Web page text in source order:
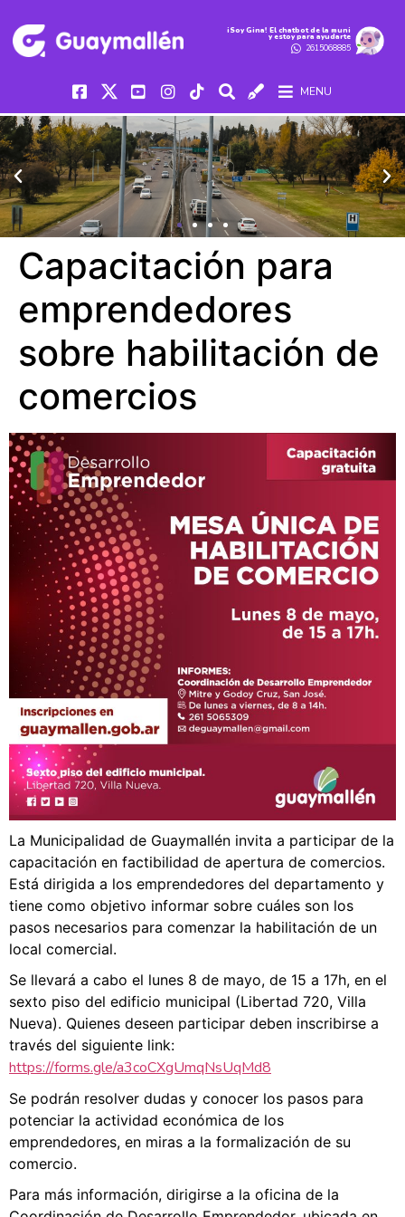
iSoy Gina! El chatbot de la muni
y estoy para ayudarte
2615068885
MENU
Capacitación para
emprendedores
sobre habilitación de
comercios
La Municipalidad de Guaymallén invita a participar de la
capacitación en factibilidad de apertura de comercios.
Está dirigida a los emprendedores del departamento y
tiene como objetivo informar sobre cuáles son los
pasos necesarios para comenzar la habilitación de un
local comercial.
Se llevará a cabo el lunes 8 de mayo, de 15 a 17h, en el
sexto piso del edificio municipal (Libertad 720, Villa
Nueva). Quienes deseen participar deben inscribirse a
través del siguiente link:
https://forms.gle/a3coCXgUmqNsUqMd8
Se podrán resolver dudas y conocer los pasos para
potenciar la actividad económica de los
emprendedores, en miras a la formalización de su
comercio.
Para más información, dirigirse a la oficina de la